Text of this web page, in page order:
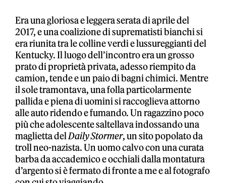
Era una gloriosa e leggera serata di aprile del
2017, e una coalizione di suprematisti bianchi si
era riunita tra le colline verdi e lussureggianti del
Kentucky. Il luogo dell’incontro era un grosso
prato di proprietà privata, adesso riempito da
camion, tende e un paio di bagni chimici. Mentre
il sole tramontava, una folla particolarmente
pallida e piena di uomini si raccoglieva attorno
alle auto ridendo e fumando. Un ragazzino poco
più che adolescente saltellava indossando una
maglietta del Daily Stormer, un sito popolato da
troll neo-nazista. Un uomo calvo con una curata
barba da accademico e occhiali dalla montatura
d’argento si è fermato di fronte a me e al fotografo